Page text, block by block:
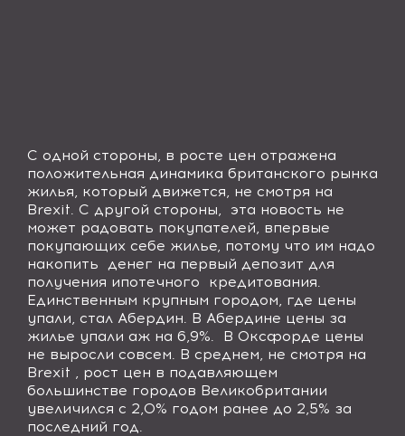
С одной стороны, в росте цен отражена
положительная динамика британского рынка
жилья, который движется, не смотря на
Brexit. С другой стороны, эта новость не
может радовать покупателей, впервые
покупающих себе жилье, потому что им надо
накопить денег на первый депозит для
получения ипотечного кредитования.
Единственным крупным городом, где цены
упали, стал Абердин. В Абердине цены за
жилье упали аж на 6,9%. В Оксфорде цены
не выросли совсем. В среднем, не смотря на
Brexit , рост цен в подавляющем
большинстве городов Великобритании
увеличился с 2,0% годом ранее до 2,5% за
последний год.